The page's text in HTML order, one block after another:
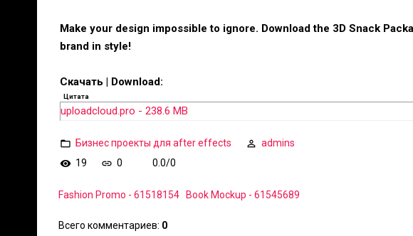
Make your design impossible to ignore. Download the 3D Snack
brand in style!
Скачать | Download:
Цитата
uploadcloud.pro - 238.6 MB
Бизнес проекты для after effects
admins
19
0 0.0/0
Fashion Promo - 61518154 Book Mockup - 61545689
Всего комментариев: 0